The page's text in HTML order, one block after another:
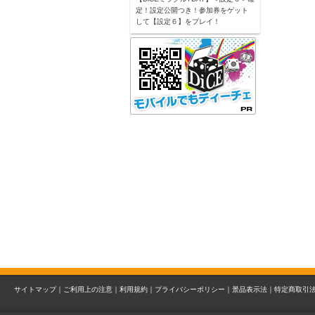
定！設定公開つき！参加券をゲット
して【設定６】をプレイ！
サイトマップ｜ ご利用上の注意｜ 利用規約｜ プライバシーポリシー｜ 景品表示法｜ 特定商取引